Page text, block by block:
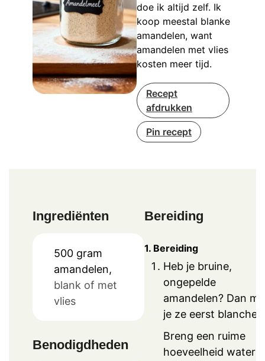
doe ik altijd zelf. Ik
koop meestal blanke
amandelen, want
amandelen met vlies
kosten meer tijd.
Recept
afdrukken
Pin recept
Ingrediënten
500 gram
amandelen,
blank of met
vlies
Benodigdheden
Bereiding
1. Bereiding
Heb je bruine,
ongepelde
amandelen? Dan
je ze eerst
Breng een ruime
hoeveelheid water